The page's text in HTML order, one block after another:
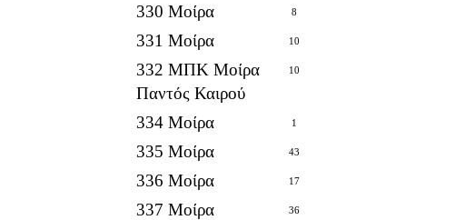
330 Μοίρα 8
331 Μοίρα 10
332 ΜΠΚ Μοίρα
Παντός Καιρού
10
334 Μοίρα 1
335 Μοίρα 43
336 Μοίρα 17
337 Μοίρα 36